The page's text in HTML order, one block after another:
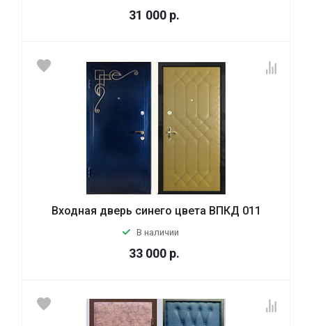
31 000 р.
Входная дверь синего цвета ВПКД 011
В наличии
33 000 р.